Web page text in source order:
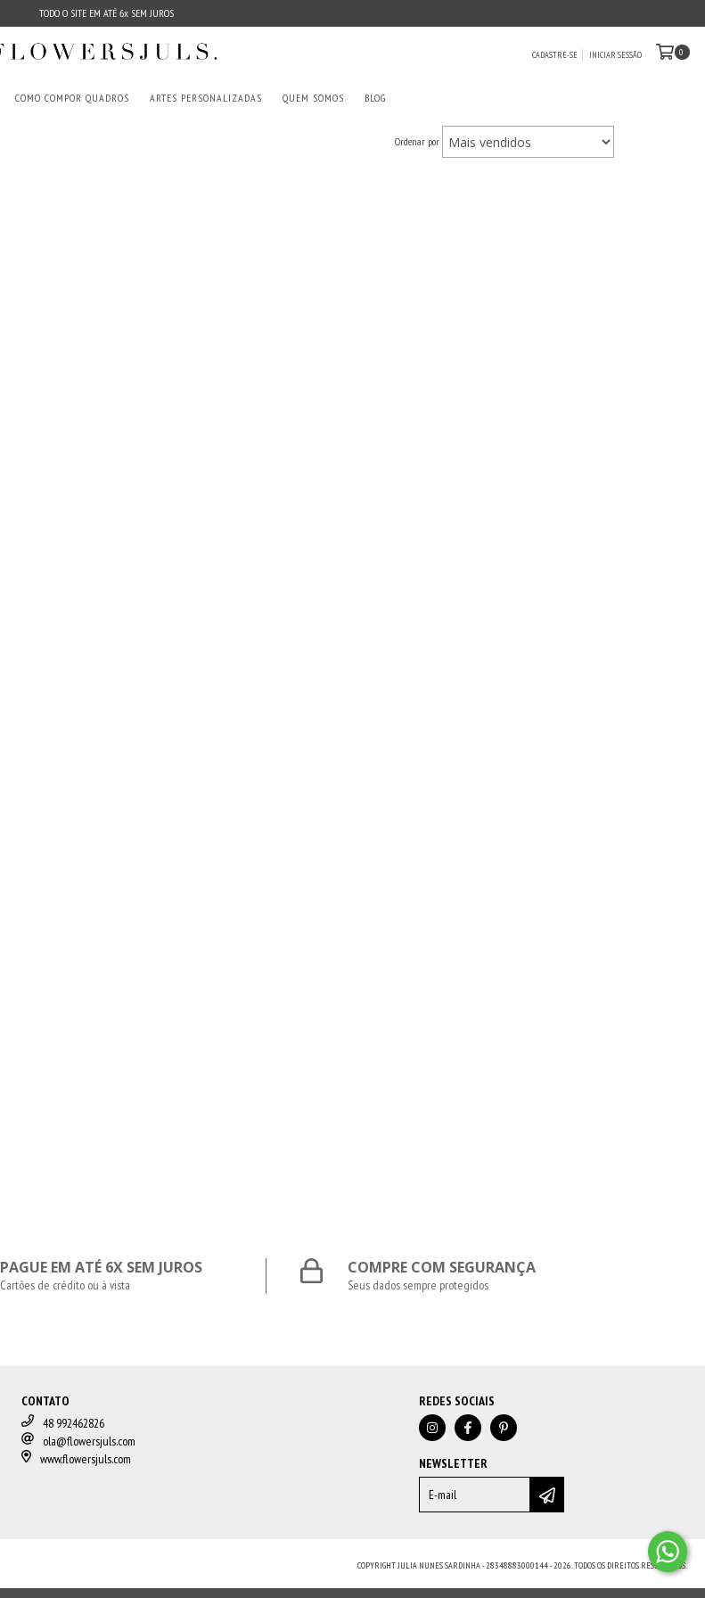
TODO O SITE EM ATÉ 6x SEM JUROS
CADASTRE-SE INICIAR SESSÃO 0
COMO COMPOR QUADROS ARTES PERSONALIZADAS QUEM SOMOS BLOG
Ordenar por
PAGUE EM ATÉ 6X SEM JUROS
Cartões de crédito ou à vista
COMPRE COM SEGURANÇA
Seus dados sempre protegidos
CONTATO
48 992462826
ola@flowersjuls.com
www.flowersjuls.com
REDES SOCIAIS
NEWSLETTER
COPYRIGHT JULIA NUNES SARDINHA - 28348883000144 - 2026. TODOS OS DIREITOS RESERVADOS.